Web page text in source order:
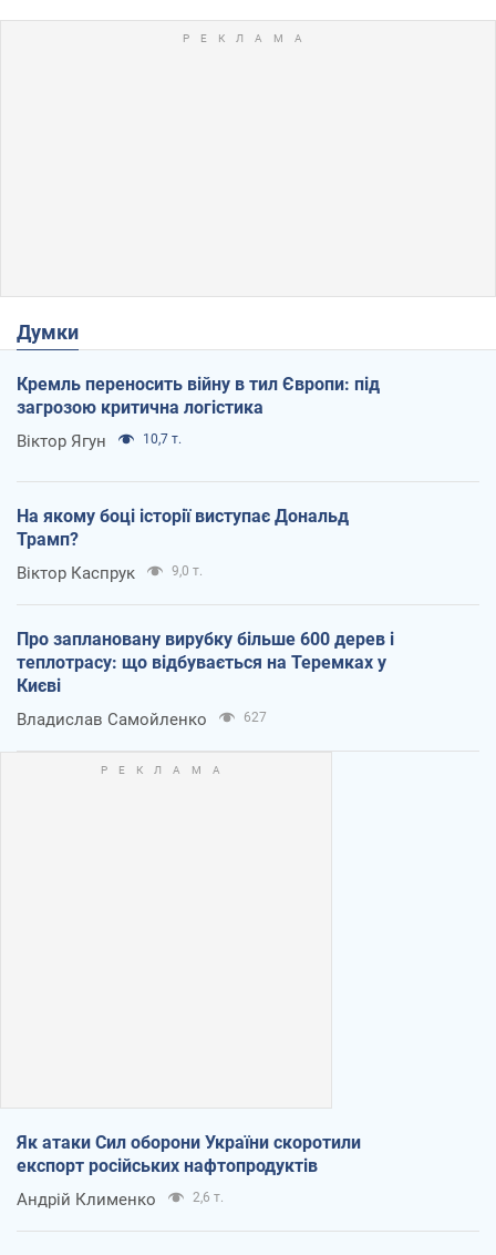
Думки
Кремль переносить війну в тил Європи: під
загрозою критична логістика
Віктор Ягун 10,7 т.
На якому боці історії виступає Дональд
Трамп?
Віктор Каспрук 9,0 т.
Про заплановану вирубку більше 600 дерев і
теплотрасу: що відбувається на Теремках у
Києві
Владислав Самойленко 627
Як атаки Сил оборони України скоротили
експорт російських нафтопродуктів
Андрій Клименко 2,6 т.